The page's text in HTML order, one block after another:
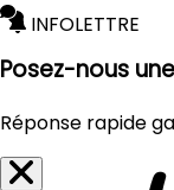
INFOLETTRE
Posez-nous
Réponse rapide